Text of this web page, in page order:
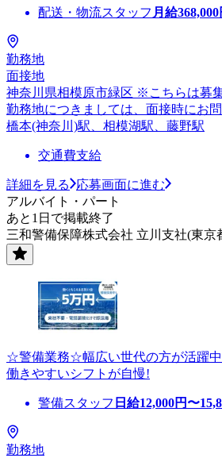
配送・物流スタッフ 月給368,000
勤務地
面接地
神奈川県相模原市緑区 ※こちらは募
勤務地につきましては、面接時にお
橋本(神奈川)駅、相模湖駅、藤野駅
交通費支給
詳細を見る
応募画面に進む
アルバイト・パート
あと1日で掲載終了
三和警備保障株式会社 立川支社(東京
☆警備業務☆幅広い世代の方が活躍
働きやすいシフトが自慢!
警備スタッフ 日給12,000円〜
勤務地